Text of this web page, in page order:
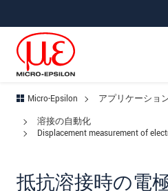
Micro-Epsilon アプリケーショ
溶接の自動化
Displacement measurement of
抵抗溶接時の電